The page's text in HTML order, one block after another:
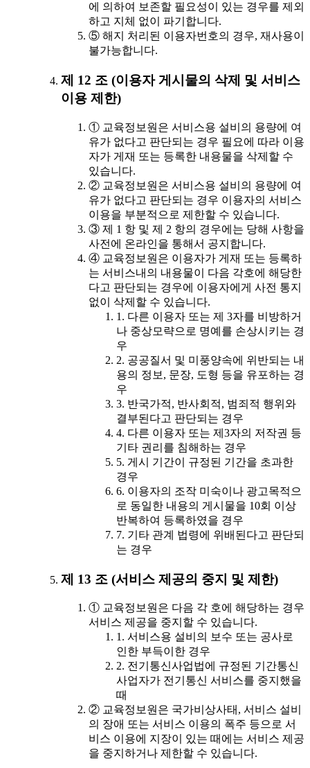
에 의하여 보존할 필요성이 있는 경우를 제외
하고 지체 없이 파기합니다.
⑤ 해지 처리된 이용자번호의 경우, 재사용이
불가능합니다.
제 12 조 (이용자 게시물의 삭제 및 서비스
이용 제한)
① 교육정보원은 서비스용 설비의 용량에 여
유가 없다고 판단되는 경우 필요에 따라 이용
자가 게재 또는 등록한 내용물을 삭제할 수
있습니다.
② 교육정보원은 서비스용 설비의 용량에 여
유가 없다고 판단되는 경우 이용자의 서비스
이용을 부분적으로 제한할 수 있습니다.
③ 제 1 항 및 제 2 항의 경우에는 당해 사항을
사전에 온라인을 통해서 공지합니다.
④ 교육정보원은 이용자가 게재 또는 등록하
는 서비스내의 내용물이 다음 각호에 해당한
다고 판단되는 경우에 이용자에게 사전 통지
없이 삭제할 수 있습니다.
1. 다른 이용자 또는 제 3자를 비방하거
나 중상모략으로 명예를 손상시키는 경
우
2. 공공질서 및 미풍양속에 위반되는 내
용의 정보, 문장, 도형 등을 유포하는 경
우
3. 반국가적, 반사회적, 범죄적 행위와
결부된다고 판단되는 경우
4. 다른 이용자 또는 제3자의 저작권 등
기타 권리를 침해하는 경우
5. 게시 기간이 규정된 기간을 초과한
경우
6. 이용자의 조작 미숙이나 광고목적으
로 동일한 내용의 게시물을 10회 이상
반복하여 등록하였을 경우
7. 기타 관계 법령에 위배된다고 판단되
는 경우
제 13 조 (서비스 제공의 중지 및 제한)
① 교육정보원은 다음 각 호에 해당하는 경우
서비스 제공을 중지할 수 있습니다.
1. 서비스용 설비의 보수 또는 공사로
인한 부득이한 경우
2. 전기통신사업법에 규정된 기간통신
사업자가 전기통신 서비스를 중지했을
때
② 교육정보원은 국가비상사태, 서비스 설비
의 장애 또는 서비스 이용의 폭주 등으로 서
비스 이용에 지장이 있는 때에는 서비스 제공
을 중지하거나 제한할 수 있습니다.